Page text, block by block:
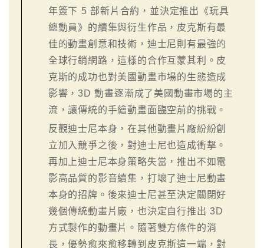
年簽下 5 部新片合約，並決定推出《玩具
總動員》的續集與衍生作品，皮克斯有最
佳的動畫創意和技術，迪士尼則有最強的
全球行銷網路，這樣的合作互蒙其利。皮
克斯的成功也對美國動畫市場的生態造成
影響，3D 動畫逐漸成了美國動畫市場的主
流，讓傳統的手繪動畫面臨空前的挑戰。
反觀迪士尼本身，在其他動畫片廠紛紛創
立加入競爭之後，對迪士尼也造成衝擊。
再加上迪士尼本身策略失當，推出不如電
影高品質的影音續集，打壞了迪士尼動畫
本身的招牌。後來迪士尼甚至決定關閉好
幾個傳統動畫片廠，也決定自行推出 3D
方式製作的動畫片。隨著雙方條件的消
長，優勢愈來愈移轉到皮克斯這一端，對